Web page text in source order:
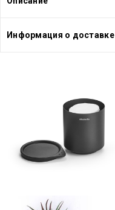
Информация о доставке